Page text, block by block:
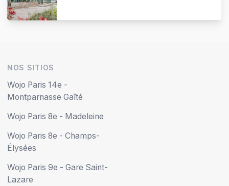
NOS SITIOS
Wojo Paris 14e -
Montparnasse Gaîté
Wojo Paris 8e - Madeleine
Wojo Paris 8e - Champs-
Élysées
Wojo Paris 9e - Gare Saint-
Lazare